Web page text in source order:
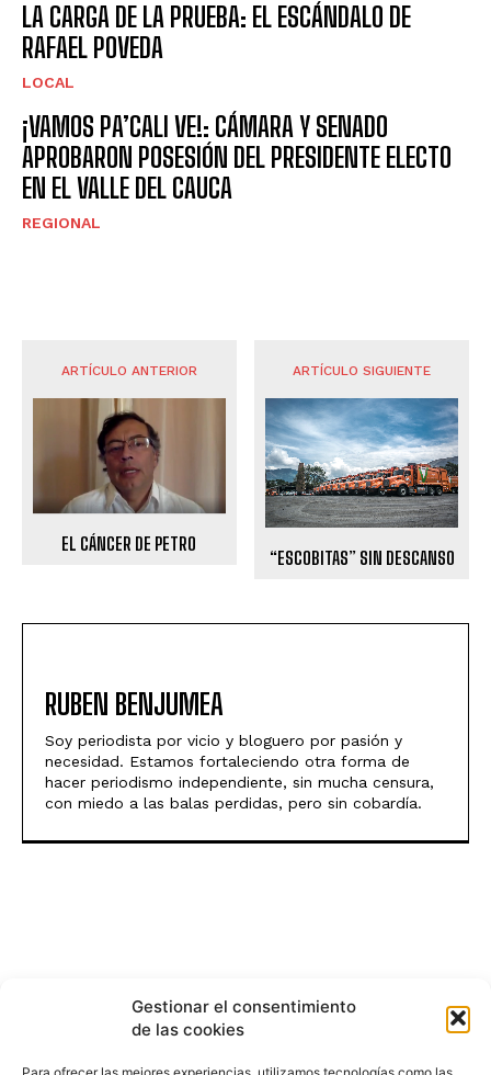
Gestionar el consentimiento
de las cookies
LA CARGA DE LA PRUEBA: EL ESCÁNDALO DE
RAFAEL POVEDA
LOCAL
¡VAMOS PA’CALI VE!: CÁMARA Y SENADO
APROBARON POSESIÓN DEL PRESIDENTE ELECTO
EN EL VALLE DEL CAUCA
REGIONAL
ARTÍCULO ANTERIOR
EL CÁNCER DE PETRO
ARTÍCULO SIGUIENTE
“ESCOBITAS” SIN DESCANSO
RUBEN BENJUMEA
Soy periodista por vicio y bloguero por pasión y
necesidad. Estamos fortaleciendo otra forma de
hacer periodismo independiente, sin mucha censura,
con miedo a las balas perdidas, pero sin cobardía.